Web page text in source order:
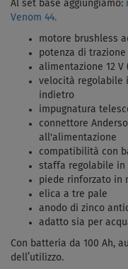
Al set base aggiungiamo:
Venom 44.
motore brushless
potenza di trazione
alimentazione 12
velocità regolabile
indietro
impugnatura
connettore
all'alimentazione
compatibilità con
staffa regolabile in
piede rinforzato in
elica a tre pale
anodo di zinco
adatto sia per
Con batteria da 100 Ah,
dell’utilizzo.